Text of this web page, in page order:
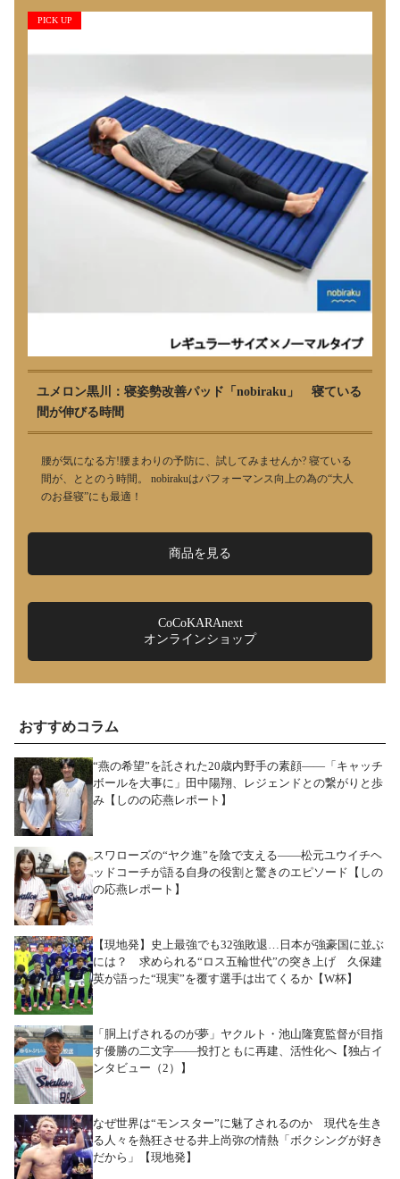
PICK UP
ユメロン黒川：寝姿勢改善パッド「nobiraku」 寝ている
間が伸びる時間
腰が気になる方!腰まわりの予防に、試してみませんか? 寝ている
間が、ととのう時間。 nobirakuはパフォーマンス向上の為の“大人
のお昼寝”にも最適！
商品を見る
CoCoKARAnext
オンラインショップ
おすすめコラム
“燕の希望”を託された20歳内野手の素顔――「キャッチ
ボールを大事に」田中陽翔、レジェンドとの繋がりと歩
み【しのの応燕レポート】
スワローズの“ヤク進”を陰で支える――松元ユウイチヘ
ッドコーチが語る自身の役割と驚きのエピソード【しの
の応燕レポート】
【現地発】史上最強でも32強敗退…日本が強豪国に並ぶ
には？ 求められる“ロス五輪世代”の突き上げ 久保建
英が語った“現実”を覆す選手は出てくるか【W杯】
「胴上げされるのが夢」ヤクルト・池山隆寛監督が目指
す優勝の二文字――投打ともに再建、活性化へ【独占イ
ンタビュー（2）】
なぜ世界は“モンスター”に魅了されるのか 現代を生き
る人々を熱狂させる井上尚弥の情熱「ボクシングが好き
だから」【現地発】